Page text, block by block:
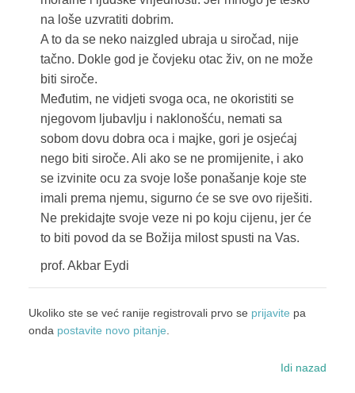
na loše uzvratiti dobrim.
A to da se neko naizgled ubraja u siročad, nije
tačno. Dokle god je čovjeku otac živ, on ne može
biti siroče.
Međutim, ne vidjeti svoga oca, ne okoristiti se
njegovom ljubavlju i naklonošću, nemati sa
sobom dovu dobra oca i majke, gori je osjećaj
nego biti siroče. Ali ako se ne promijenite, i ako
se izvinite ocu za svoje loše ponašanje koje ste
imali prema njemu, sigurno će se sve ovo riješiti.
Ne prekidajte svoje veze ni po koju cijenu, jer će
to biti povod da se Božija milost spusti na Vas.
prof. Akbar Eydi
Ukoliko ste se već ranije registrovali prvo se prijavite pa
onda postavite novo pitanje.
Idi nazad